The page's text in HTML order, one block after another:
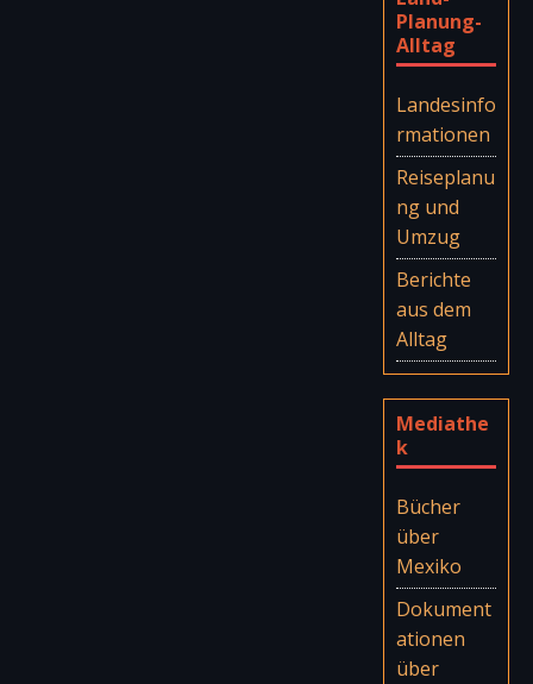
Planung-
Alltag
Landesinfo
rmationen
Reiseplanu
ng und
Umzug
Berichte
aus dem
Alltag
Mediathe
k
Bücher
über
Mexiko
Dokument
ationen
über